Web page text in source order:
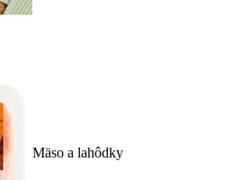
Mäso a lahôdky